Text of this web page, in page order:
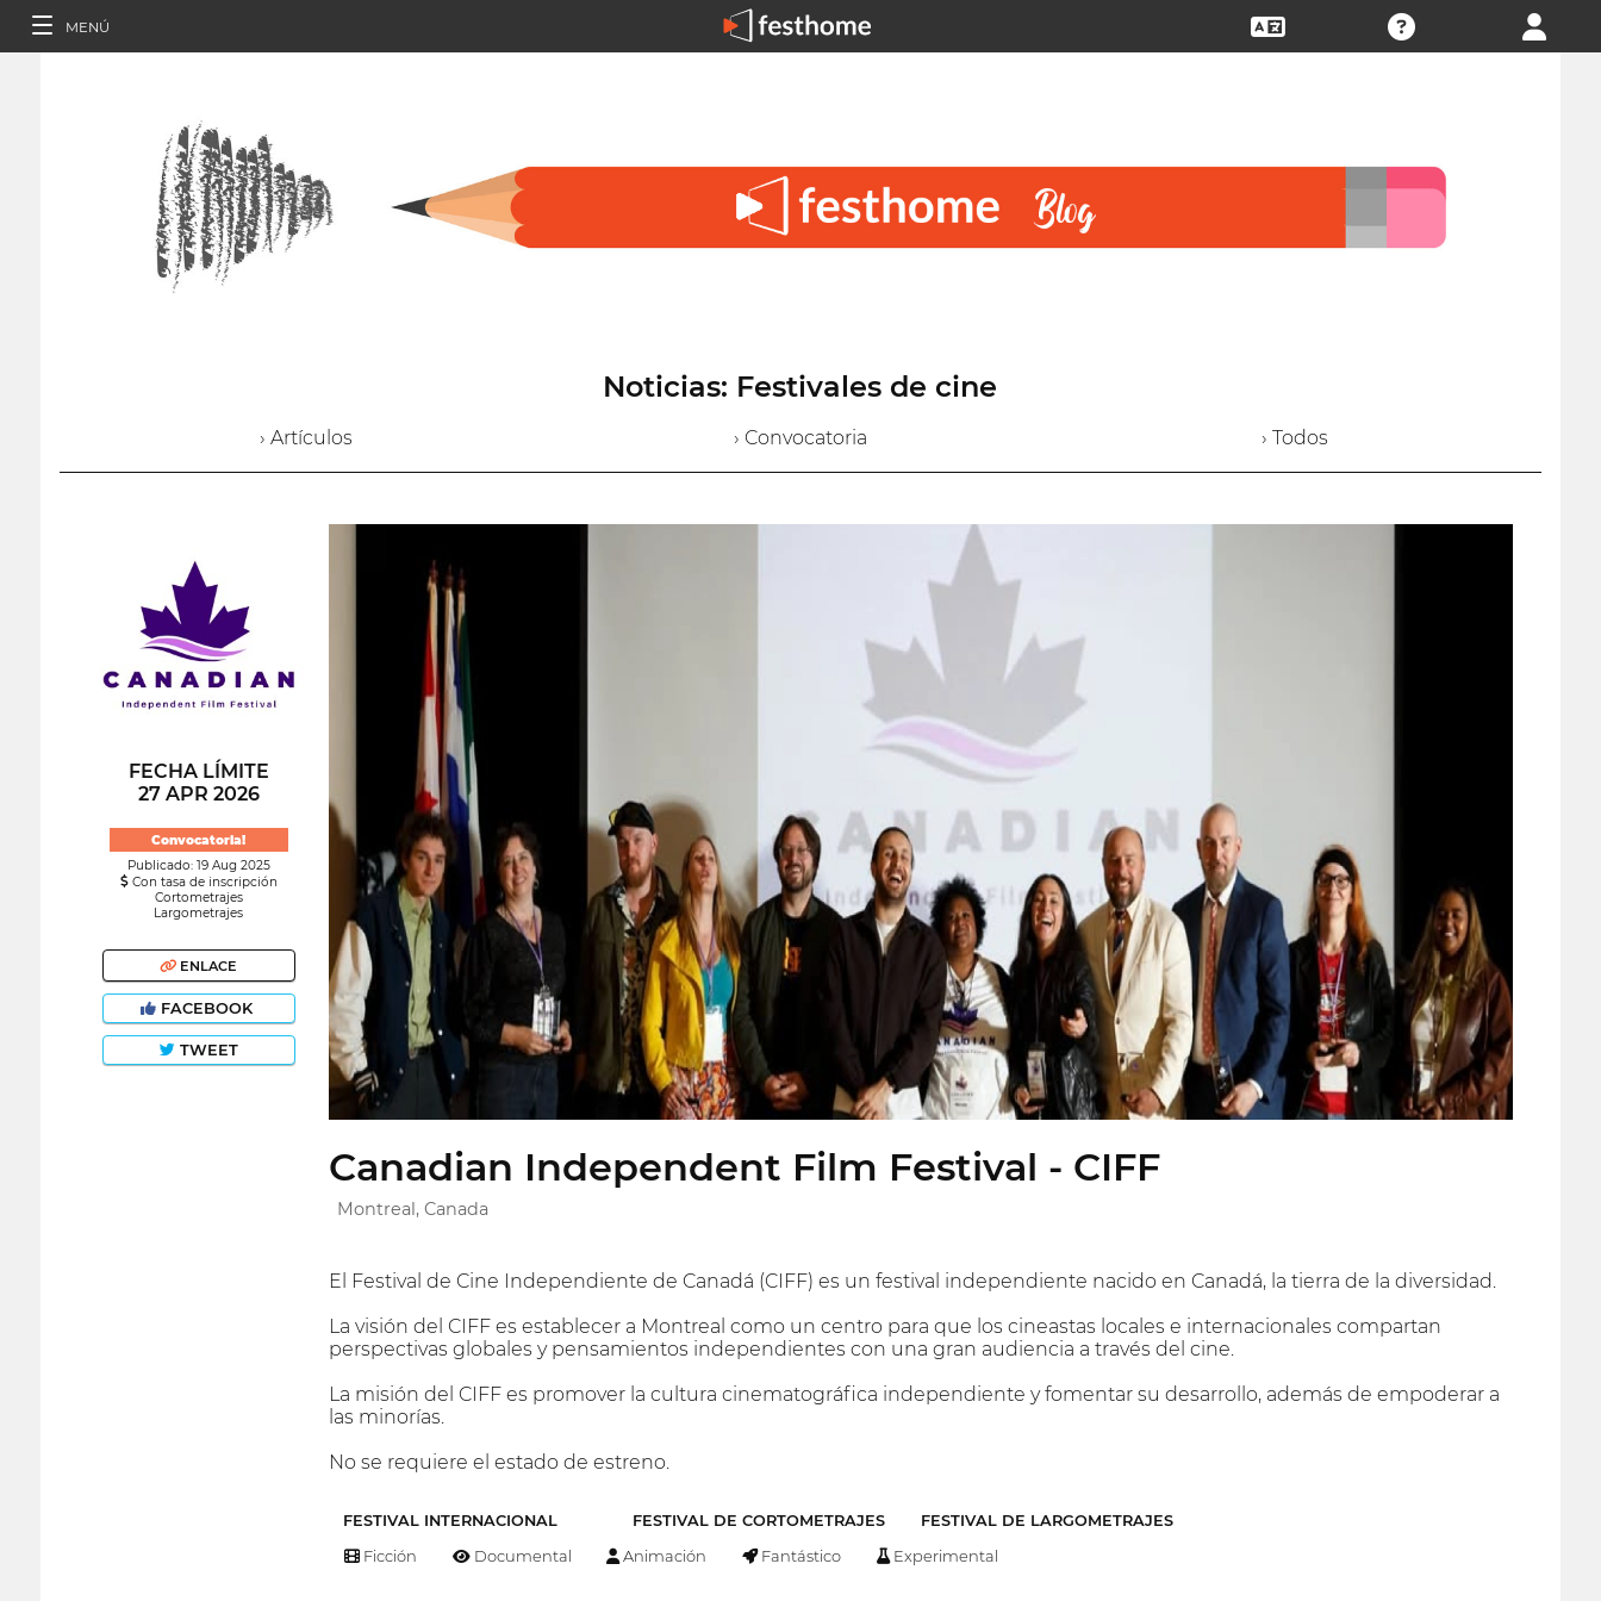
MENÚ
Noticias: Festivales de cine
› Artículos › Convocatoria › Todos
FECHA LÍMITE
27 APR 2026
Convocatoria!
Publicado: 19 Aug 2025
Con tasa de inscripción
Cortometrajes
Largometrajes
ENLACE
FACEBOOK
TWEET
Canadian Independent Film Festival - CIFF
Montreal, Canada
El Festival de Cine Independiente de Canadá (CIFF) es un festival independiente nacido en Canadá, la tierra de la diversidad.
La visión del CIFF es establecer a Montreal como un centro para que los cineastas locales e internacionales compartan
perspectivas globales y pensamientos independientes con una gran audiencia a través del cine.
La misión del CIFF es promover la cultura cinematográfica independiente y fomentar su desarrollo, además de empoderar a
las minorías.
No se requiere el estado de estreno.
FESTIVAL INTERNACIONAL FESTIVAL DE CORTOMETRAJES FESTIVAL DE LARGOMETRAJES
Ficción Documental Animación Fantástico Experimental